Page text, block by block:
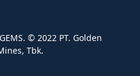
©️ 2022 PT. Golden
Tbk.